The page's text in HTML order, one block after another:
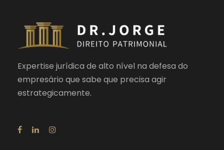
Expertise jurídica de alto nível na defesa do
empresário que sabe que precisa agir
estrategicamente.